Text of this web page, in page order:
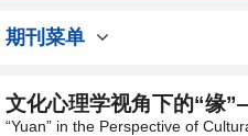
期刊菜单
文化心理学视角下的“缘
“Yuan” in the Perspective of